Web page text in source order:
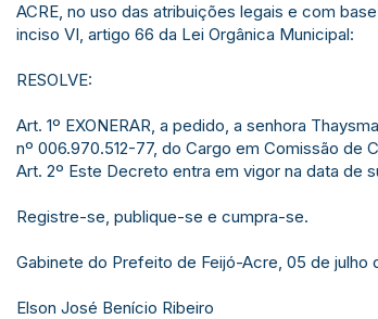
ACRE, no uso das atribuições legais e com
inciso VI, artigo 66 da Lei Orgânica Municipal:
RESOLVE:
Art. 1º EXONERAR, a pedido, a senhora
nº 006.970.512-77, do Cargo em Comissão de
Art. 2º Este Decreto entra em vigor na data de
Registre-se, publique-se e cumpra-se.
Gabinete do Prefeito de Feijó-Acre, 05 de julho
Elson José Benício Ribeiro